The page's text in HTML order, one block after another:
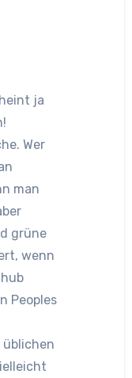
ja
Wer
man
grüne
wenn
Peoples
üblichen